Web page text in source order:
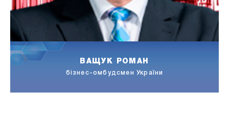
ВАЩУК РОМАН
бізнес-омбудсмен України